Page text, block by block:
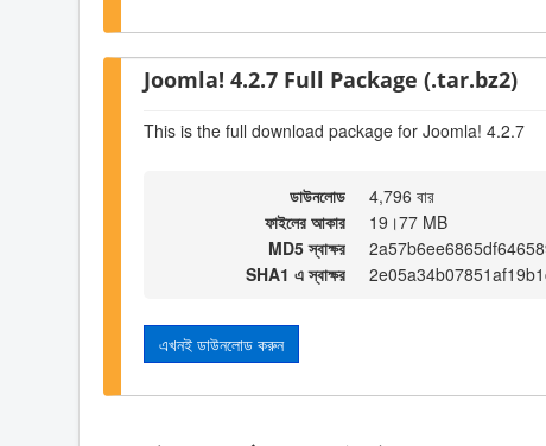
Joomla! 4.2.7 Full Package (.tar.bz2)
This is the full download package for Joomla! 4.2.7
ডাউনলোড
4,796 বার
ফাইলের আকার
19।77 MB
MD5 স্বাক্ষর
SHA1 এ স্বাক্ষর
এখনই ডাউনলোড করুন